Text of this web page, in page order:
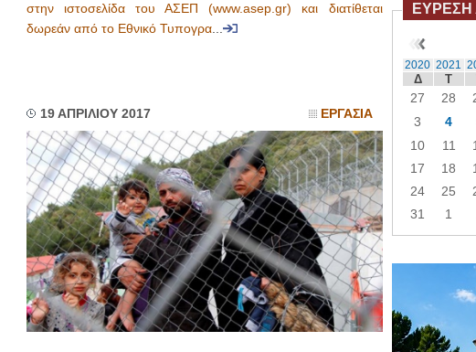
στην ιστοσελίδα του ΑΣΕΠ (www.asep.gr) και διατίθεται
δωρεάν από το Εθνικό Τυπογρα...
19 ΑΠΡΙΛΙΟΥ 2017 ΕΡΓΑΣΙΑ
2020 2021
Δ Τ
27 28
3
4
10
11
17
18
24
25
31
1